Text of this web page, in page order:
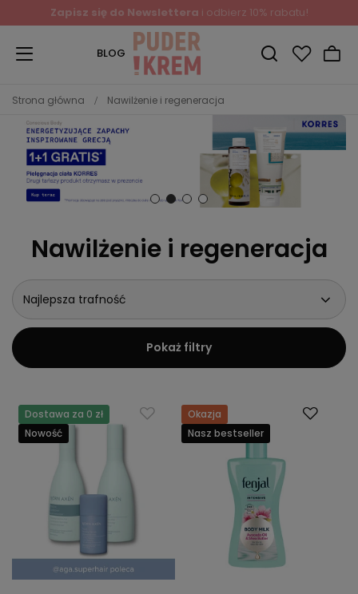
Zapisz się do Newslettera i odbierz 10% rabatu!
BLOG
Strona główna Nawilżenie i regeneracja
Nawilżenie i regeneracja
Najlepsza trafność
Pokaż filtry
Dostawa za 0 zł
Nowość
Okazja
Nasz bestseller